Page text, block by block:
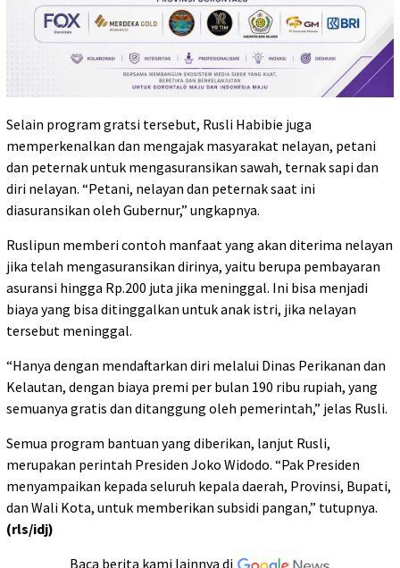
Selain program gratsi tersebut, Rusli Habibie juga
memperkenalkan dan mengajak masyarakat nelayan, petani
dan peternak untuk mengasuransikan sawah, ternak sapi dan
diri nelayan. “Petani, nelayan dan peternak saat ini
diasuransikan oleh Gubernur,” ungkapnya.
Ruslipun memberi contoh manfaat yang akan diterima nelayan
jika telah mengasuransikan dirinya, yaitu berupa pembayaran
asuransi hingga Rp.200 juta jika meninggal. Ini bisa menjadi
biaya yang bisa ditinggalkan untuk anak istri, jika nelayan
tersebut meninggal.
“Hanya dengan mendaftarkan diri melalui Dinas Perikanan dan
Kelautan, dengan biaya premi per bulan 190 ribu rupiah, yang
semuanya gratis dan ditanggung oleh pemerintah,” jelas Rusli.
Semua program bantuan yang diberikan, lanjut Rusli,
merupakan perintah Presiden Joko Widodo. “Pak Presiden
menyampaikan kepada seluruh kepala daerah, Provinsi, Bupati,
dan Wali Kota, untuk memberikan subsidi pangan,” tutupnya.
(rls/idj)
Baca berita kami lainnya di